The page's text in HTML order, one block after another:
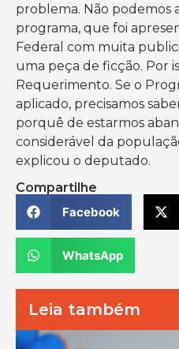
problema. Não podemos
programa, que foi
Federal com muita
uma peça de ficção. Por
Requerimento. Se o
aplicado, precisamos
porquê de estarmos
considerável da
explicou o deputado.
Compartilhe
Facebook
WhatsApp
Leia também